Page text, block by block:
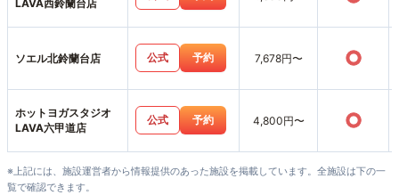
LAVA西鈴蘭台店
ソエル北鈴蘭台店 公式 予約 7,678円〜 ○
ホットヨガスタジオ
LAVA六甲道店
公式 予約 4,800円〜 ○
※上記には、施設運営者から情報提供のあった施設を掲載しています。全施設は下の一
覧で確認できます。